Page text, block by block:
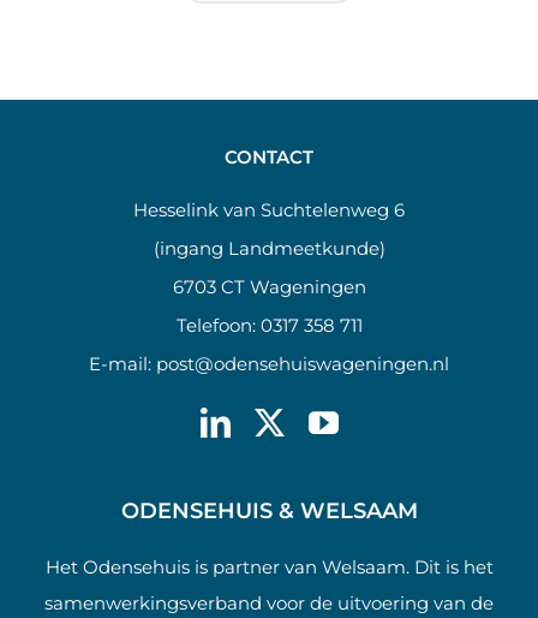
CONTACT
Hesselink van Suchtelenweg 6
(ingang Landmeetkunde)
6703 CT Wageningen
Telefoon: 0317 358 711
E-mail: post@odensehuiswageningen.nl
ODENSEHUIS & WELSAAM
Het Odensehuis is partner van Welsaam. Dit is het
samenwerkingsverband voor de uitvoering van de